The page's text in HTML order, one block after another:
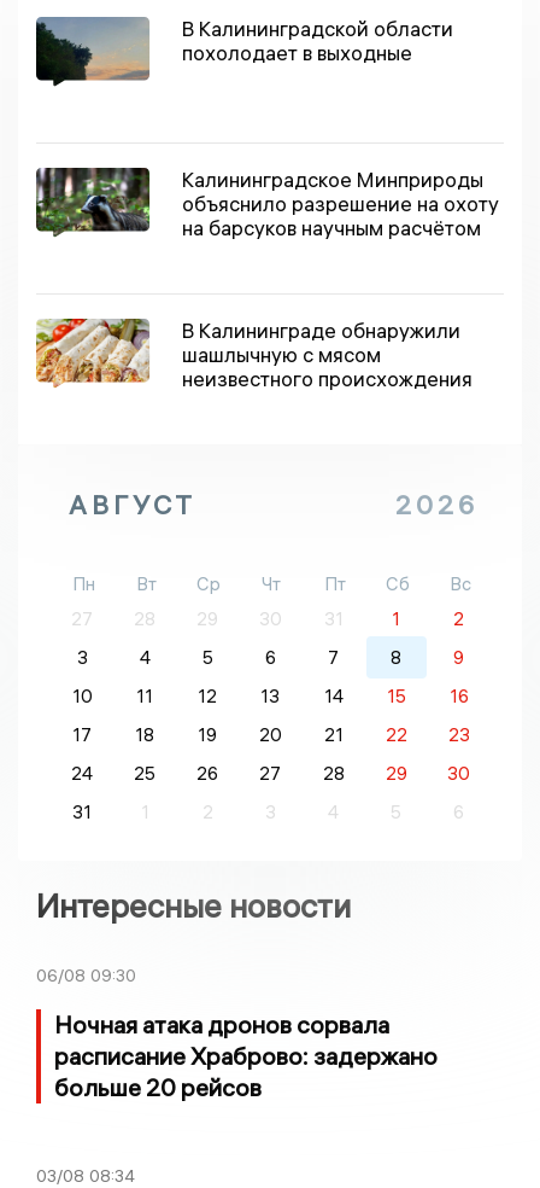
В Калининградской области
похолодает в выходные
Калининградское Минприроды
объяснило разрешение на охоту
на барсуков научным расчётом
В Калининграде обнаружили
шашлычную с мясом
неизвестного происхождения
АВГУСТ 2026
Пн Вт Ср Чт Пт Сб
Вс
27
28 29 30 31 1
2
3
4 5 6 7 8
9
10
11 12 13 14 15
16
17
18 19 20 21 22
23
24
25 26 27 28 29
30
31
1 2 3 4 5 6
Интересные новости
06/08 09:30
Ночная атака дронов сорвала
расписание Храброво: задержано
больше 20 рейсов
03/08 08:34